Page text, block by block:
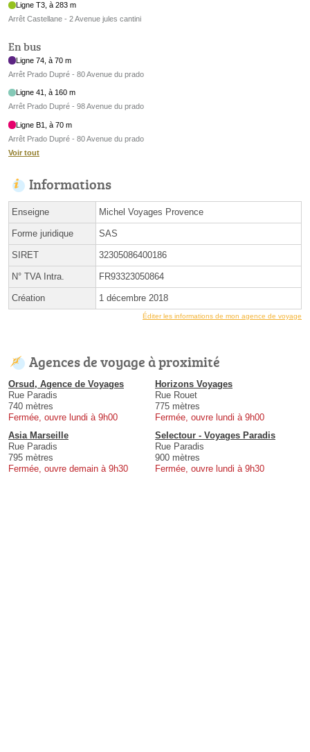
Ligne T3, à 283 m
Arrêt Castellane - 2 Avenue jules cantini
En bus
Ligne 74, à 70 m
Arrêt Prado Dupré - 80 Avenue du prado
Ligne 41, à 160 m
Arrêt Prado Dupré - 98 Avenue du prado
Ligne B1, à 70 m
Arrêt Prado Dupré - 80 Avenue du prado
Voir tout
Informations
Enseigne Michel Voyages Provence
Forme juridique SAS
SIRET 32305086400186
N° TVA Intra. FR93323050864
Création 1 décembre 2018
Éditer les informations de mon agence de voyage
Agences de voyage à proximité
Orsud, Agence de Voyages
Rue Paradis
740 mètres
Fermée, ouvre lundi à 9h00
Horizons Voyages
Rue Rouet
775 mètres
Fermée, ouvre lundi à 9h00
Asia Marseille
Rue Paradis
795 mètres
Fermée, ouvre demain à 9h30
Selectour - Voyages Paradis
Rue Paradis
900 mètres
Fermée, ouvre lundi à 9h30